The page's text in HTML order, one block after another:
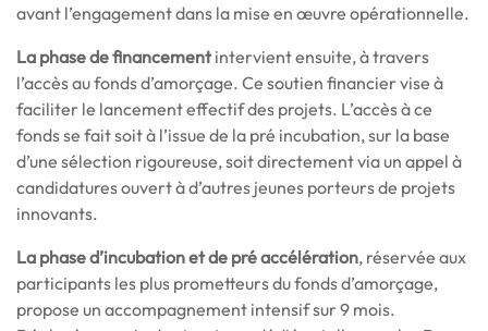
avant l’engagement dans la mise en œuvre opérationnelle.
La phase de financementintervient ensuite, à travers
l’accès au fonds d’amorçage. Ce soutien financier vise à
faciliter le lancement effectif des projets. L’accès à ce
fonds se fait soit à l’issue de la pré incubation, sur la base
d’une sélection rigoureuse, soit directement via un appel à
candidatures ouvert à d’autres jeunes porteurs de projets
innovants.
La phase d’incubation et de pré accélération, réservée aux
participants les plus prometteurs du fonds d’amorçage,
propose un accompagnement intensif sur 9 mois.